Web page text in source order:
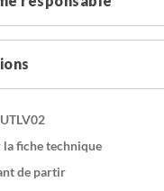
la fiche technique
de partir